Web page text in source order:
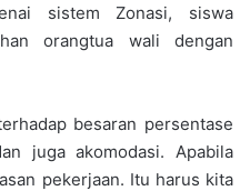
sistem Zonasi, siswa
orangtua wali dengan
besaran persentase
juga akomodasi. Apabila
pekerjaan. Itu harus kita